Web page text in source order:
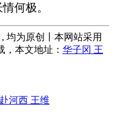
何极。
均为原创丨本网站采用
本文地址： 华子冈 王
河西 王维